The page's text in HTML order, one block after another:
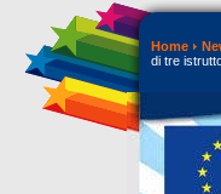
Home
di tre